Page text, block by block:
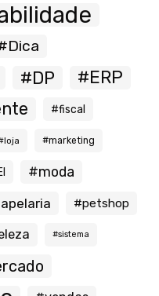
#DP #ERP
#fiscal
#marketing
#moda
#petshop
#sistema